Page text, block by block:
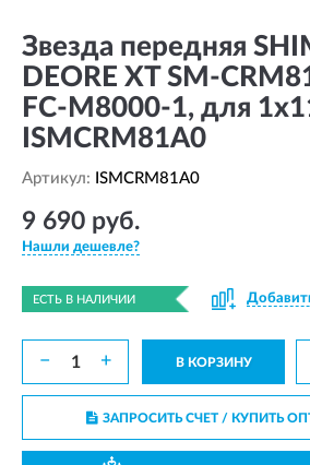
Звезда передняя
DEORE XT SM-
FC-M8000-1, для
ISMCRM81A0
Артикул: ISMCRM81A0
9 690 руб.
Нашли дешевле?
ЕСТЬ В НАЛИЧИИ
− + В КОРЗИНУ
ЗАПРОСИТЬ СЧЕТ / КУПИТЬ